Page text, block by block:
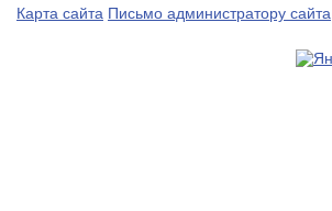
Карта сайта Письмо администратору сайта